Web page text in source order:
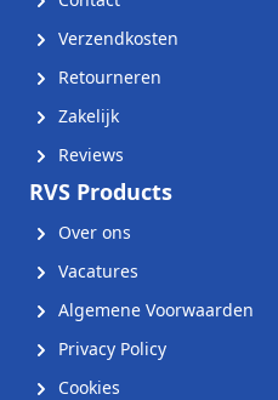
Verzendkosten
Retourneren
Zakelijk
Reviews
RVS Products
Over ons
Vacatures
Algemene Voorwaarden
Privacy Policy
Cookies